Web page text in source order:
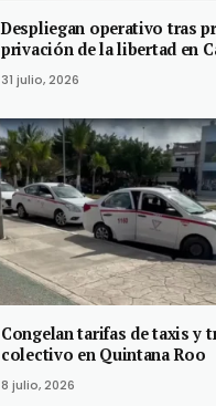
Despliegan operativo tras
privación de la libertad en
31 julio, 2026
Congelan tarifas de taxis y
colectivo en Quintana Roo
8 julio, 2026